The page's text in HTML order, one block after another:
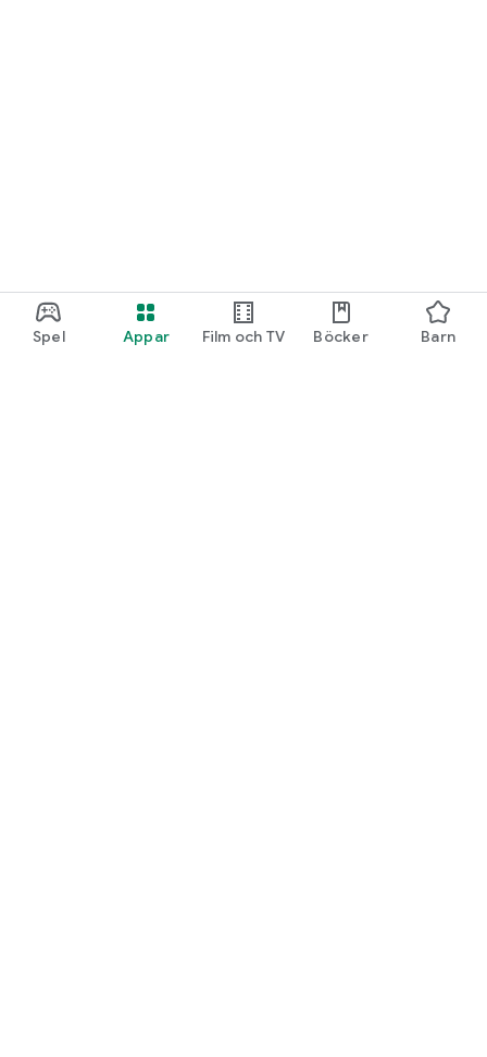
Spel Appar Film och TV Böcker Barn